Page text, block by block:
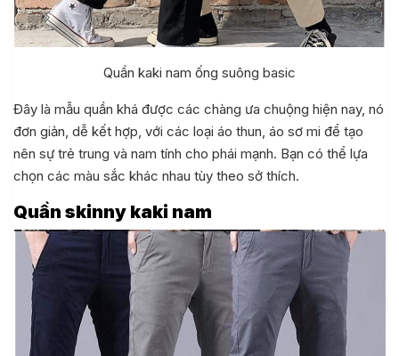
Quần kaki nam ống suông basic
Đây là mẫu quần khá được các chàng ưa chuộng hiện nay, nó
đơn giản, dễ kết hợp, với các loại áo thun, áo sơ mi để tạo
nên sự trẻ trung và nam tính cho phái mạnh. Bạn có thể lựa
chọn các màu sắc khác nhau tùy theo sở thích.
Quần skinny kaki nam